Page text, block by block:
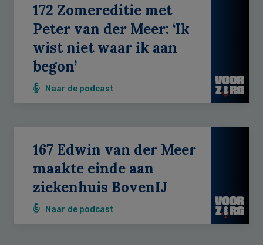
172 Zomereditie met
Peter van der Meer: ‘Ik
wist niet waar ik aan
begon’
Naar de podcast
167 Edwin van der Meer
maakte einde aan
ziekenhuis BovenIJ
Naar de podcast